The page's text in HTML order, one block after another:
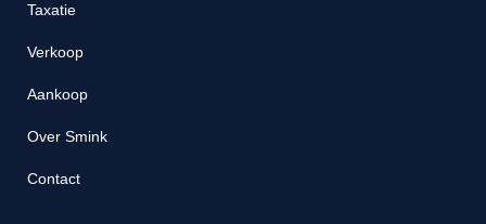
Taxatie
Verkoop
Aankoop
Over Smink
Contact